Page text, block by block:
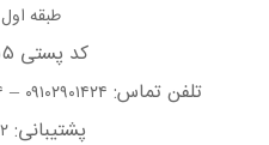
طبقه اول
کد پستی ۱۱۴۳۷۵۳۶۵۵
تلفن تماس: ۰۹۱۰۲۹۰۱۴۲۴ –
پشتیبانی: